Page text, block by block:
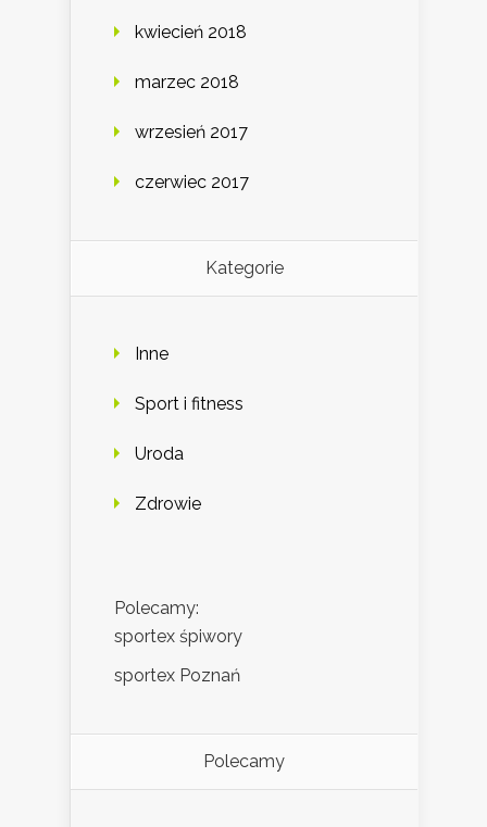
kwiecień 2018
marzec 2018
wrzesień 2017
czerwiec 2017
Kategorie
Inne
Sport i fitness
Uroda
Zdrowie
Polecamy:
sportex śpiwory
sportex Poznań
Polecamy